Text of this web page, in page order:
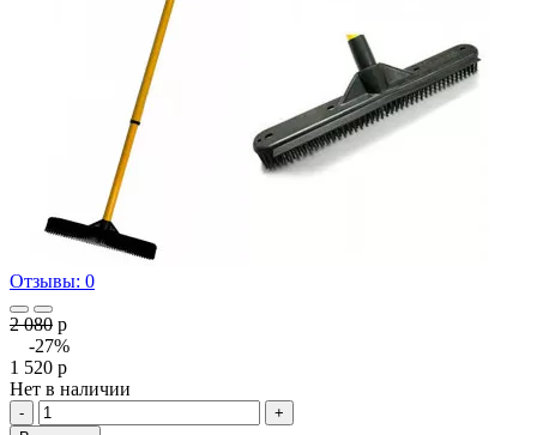
Отзывы: 0
2 080 p
-27%
1 520 p
Нет в наличии
-
+